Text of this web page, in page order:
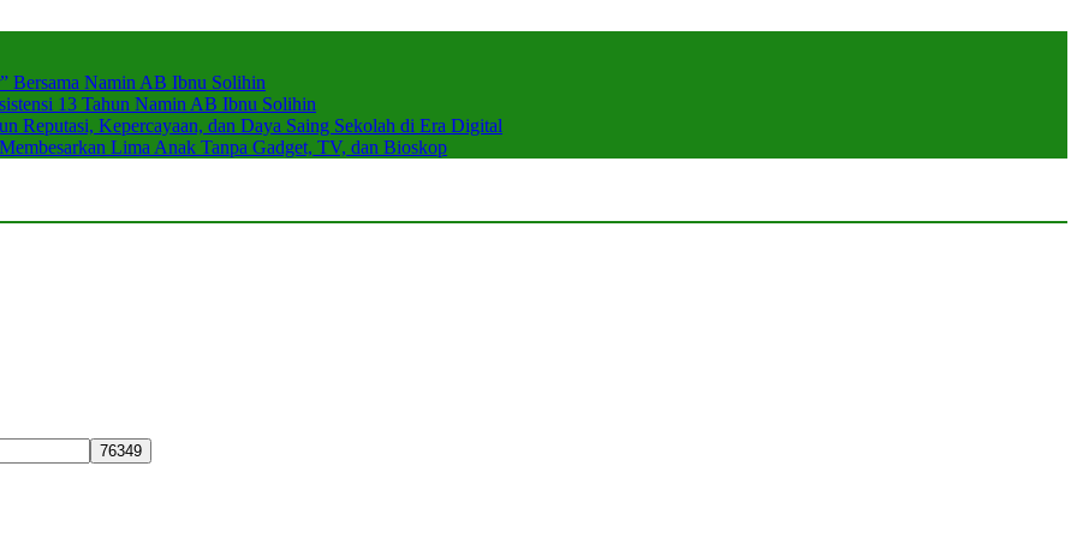
Bersama Namin AB Ibnu Solihin
13 Tahun Namin AB Ibnu Solihin
Reputasi, Kepercayaan, dan Daya Saing Sekolah di Era Digital
Lima Anak Tanpa Gadget, TV, dan Bioskop